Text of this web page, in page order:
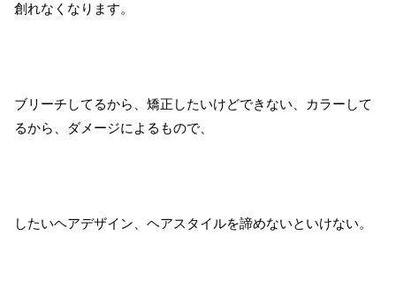
創れなくなります。
ブリーチしてるから、矯正したいけどできない、カラーして
るから、ダメージによるもので、
したいヘアデザイン、ヘアスタイルを諦めないといけない。